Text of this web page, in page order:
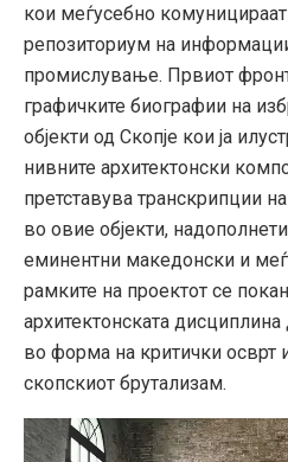
кои меѓусебно
репозиториум на
промислување. Првиот
графичките биографии на
објекти од Скопје кои ја
нивните архитектонски
претставува транскрипции
во овие објекти,
еминентни македонски и
рамките на проектот се
архитектонската
во форма на критички осврт
скопскиот брутализам.